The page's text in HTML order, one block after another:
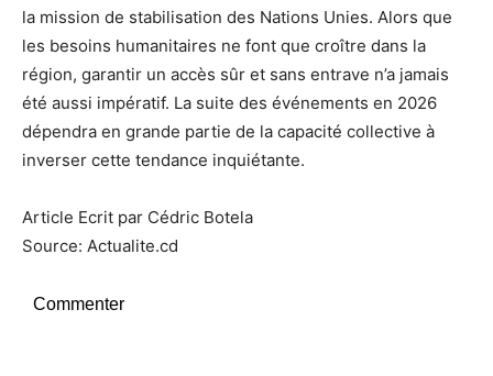
la mission de stabilisation des Nations Unies. Alors que
les besoins humanitaires ne font que croître dans la
région, garantir un accès sûr et sans entrave n’a jamais
été aussi impératif. La suite des événements en 2026
dépendra en grande partie de la capacité collective à
inverser cette tendance inquiétante.
Article Ecrit par Cédric Botela
Source: Actualite.cd
Commenter